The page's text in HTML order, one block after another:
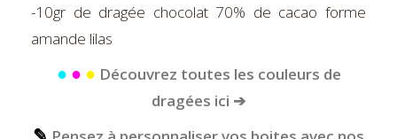
-10gr de dragée chocolat 70% de cacao forme
amande lilas
● ● ● Découvrez toutes les couleurs de
dragées ici ➔